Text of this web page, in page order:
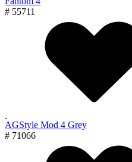
# 55711
AGStyle Mod 4 Grey
# 71066